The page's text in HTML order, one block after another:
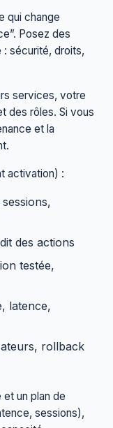
qui change
Posez des
: sécurité, droits,
services, votre
des rôles. Si vous
et la
activation) :
des actions
testée,
latence,
rollback
et un plan de
sessions),